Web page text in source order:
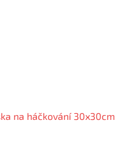
na háčkování 30x30cm